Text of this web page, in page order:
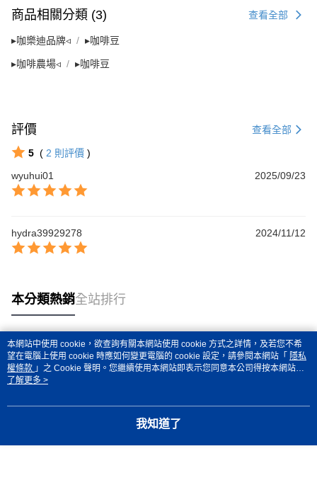
商品相關分類 (3) 查看全部
▸咖樂迪品牌◃ ▸咖啡豆
▸咖啡農場◃ ▸咖啡豆
評價 查看全部
5 ( 2 則評價 )
wyuhui01
2025/09/23
hydra39929278 2024/11/12
本分類熱銷全站排行
熱門標籤
本網站中使用 cookie，欲查詢有關本網站使用 cookie 方式之詳情，及若您不希
望在電腦上使用 cookie 時應如何變更電腦的 cookie 設定，請參閱本網站「 隱私
權條款 」之 Cookie 聲明。您繼續使用本網站即表示您同意本公司得按本網站使
用條款之 Cookie 聲明使用 cookie。
了解更多 >
我知道了